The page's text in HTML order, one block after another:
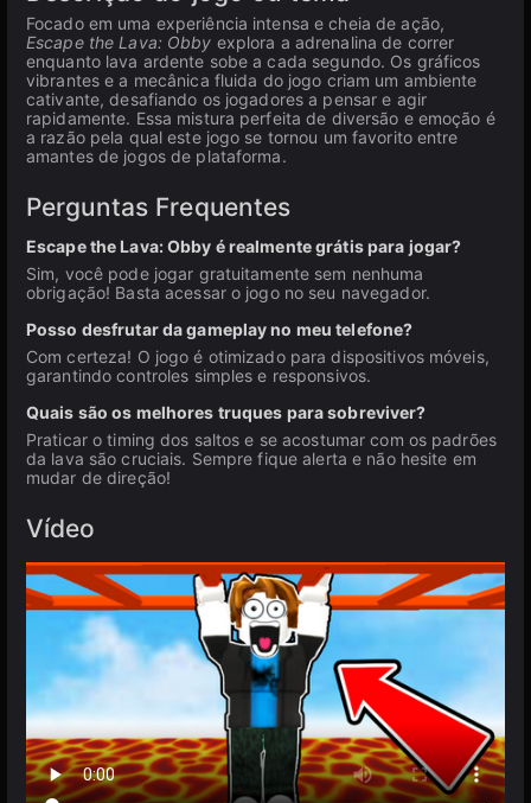
Focado em uma experiência intensa e cheia de ação,
Escape the Lava: Obby explora a adrenalina de correr
enquanto lava ardente sobe a cada segundo. Os gráficos
vibrantes e a mecânica fluida do jogo criam um ambiente
cativante, desafiando os jogadores a pensar e agir
rapidamente. Essa mistura perfeita de diversão e emoção é
a razão pela qual este jogo se tornou um favorito entre
amantes de jogos de plataforma.
Perguntas Frequentes
Escape the Lava: Obby é realmente grátis para jogar?
Sim, você pode jogar gratuitamente sem nenhuma
obrigação! Basta acessar o jogo no seu navegador.
Posso desfrutar da gameplay no meu telefone?
Com certeza! O jogo é otimizado para dispositivos móveis,
garantindo controles simples e responsivos.
Quais são os melhores truques para sobreviver?
Praticar o timing dos saltos e se acostumar com os padrões
da lava são cruciais. Sempre fique alerta e não hesite em
mudar de direção!
Vídeo